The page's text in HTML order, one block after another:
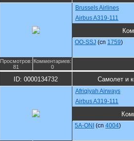
Brussels Airlines
Airbus A319-111
OO-SSJ (cn 1759)
Просмотров:
81
Комментариев:
0
ID: 0000134732 Самолет и
Afriqiyah Airways
Airbus A319-111
5A-ONI (cn 4004)